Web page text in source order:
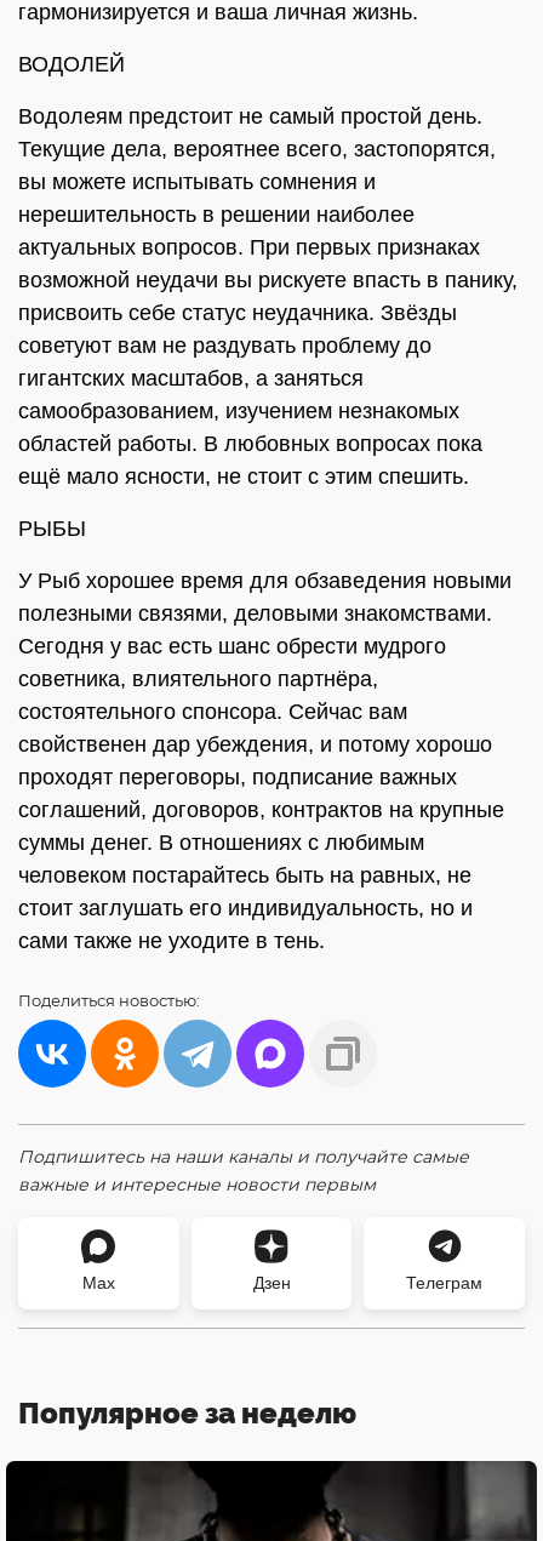
гармонизируется и ваша личная жизнь.
ВОДОЛЕЙ
Водолеям предстоит не самый простой день.
Текущие дела, вероятнее всего, застопорятся,
вы можете испытывать сомнения и
нерешительность в решении наиболее
актуальных вопросов. При первых признаках
возможной неудачи вы рискуете впасть в панику,
присвоить себе статус неудачника. Звёзды
советуют вам не раздувать проблему до
гигантских масштабов, а заняться
самообразованием, изучением незнакомых
областей работы. В любовных вопросах пока
ещё мало ясности, не стоит с этим спешить.
РЫБЫ
У Рыб хорошее время для обзаведения новыми
полезными связями, деловыми знакомствами.
Сегодня у вас есть шанс обрести мудрого
советника, влиятельного партнёра,
состоятельного спонсора. Сейчас вам
свойственен дар убеждения, и потому хорошо
проходят переговоры, подписание важных
соглашений, договоров, контрактов на крупные
суммы денег. В отношениях с любимым
человеком постарайтесь быть на равных, не
стоит заглушать его индивидуальность, но и
сами также не уходите в тень.
Поделиться новостью:
Подпишитесь на наши каналы и получайте самые
важные и интересные новости первым
Max Дзен Телеграм
Популярное за неделю